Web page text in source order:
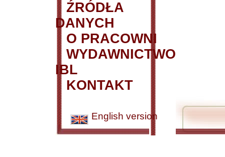
ŹRÓDŁA
DANYCH
O PRACOWNI
WYDAWNICTWO
IBL
KONTAKT
English version